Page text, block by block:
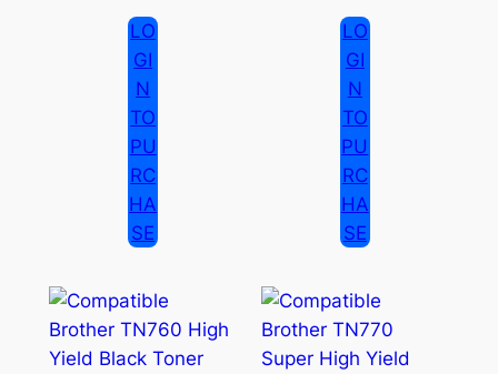
LO
GI
N
TO
PU
RC
HA
SE
LO
GI
N
TO
PU
RC
HA
SE